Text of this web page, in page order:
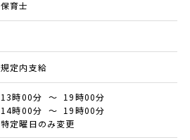
保育士
規定内支給
13時00分 ～ 19時00分
14時00分 ～ 19時00分
特定曜日のみ変更